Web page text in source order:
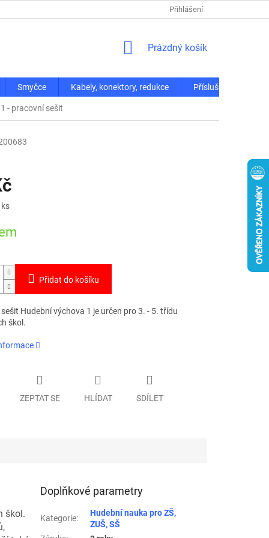
Přihlášení
NÁKUPNÍ
Prázdný košík
Smyčce Kabely, konektory, redukce Příslušenství
- pracovní sešit
Přidat do košíku
Hudební výchova 1 je určen pro 3. - 5. třídu
škol.
ZEPTAT SE HLÍDAT SDÍLET
škol.
Doplňkové parametry
Kategorie:
Hudební nauka pro ZŠ,
ZUŠ, SŠ